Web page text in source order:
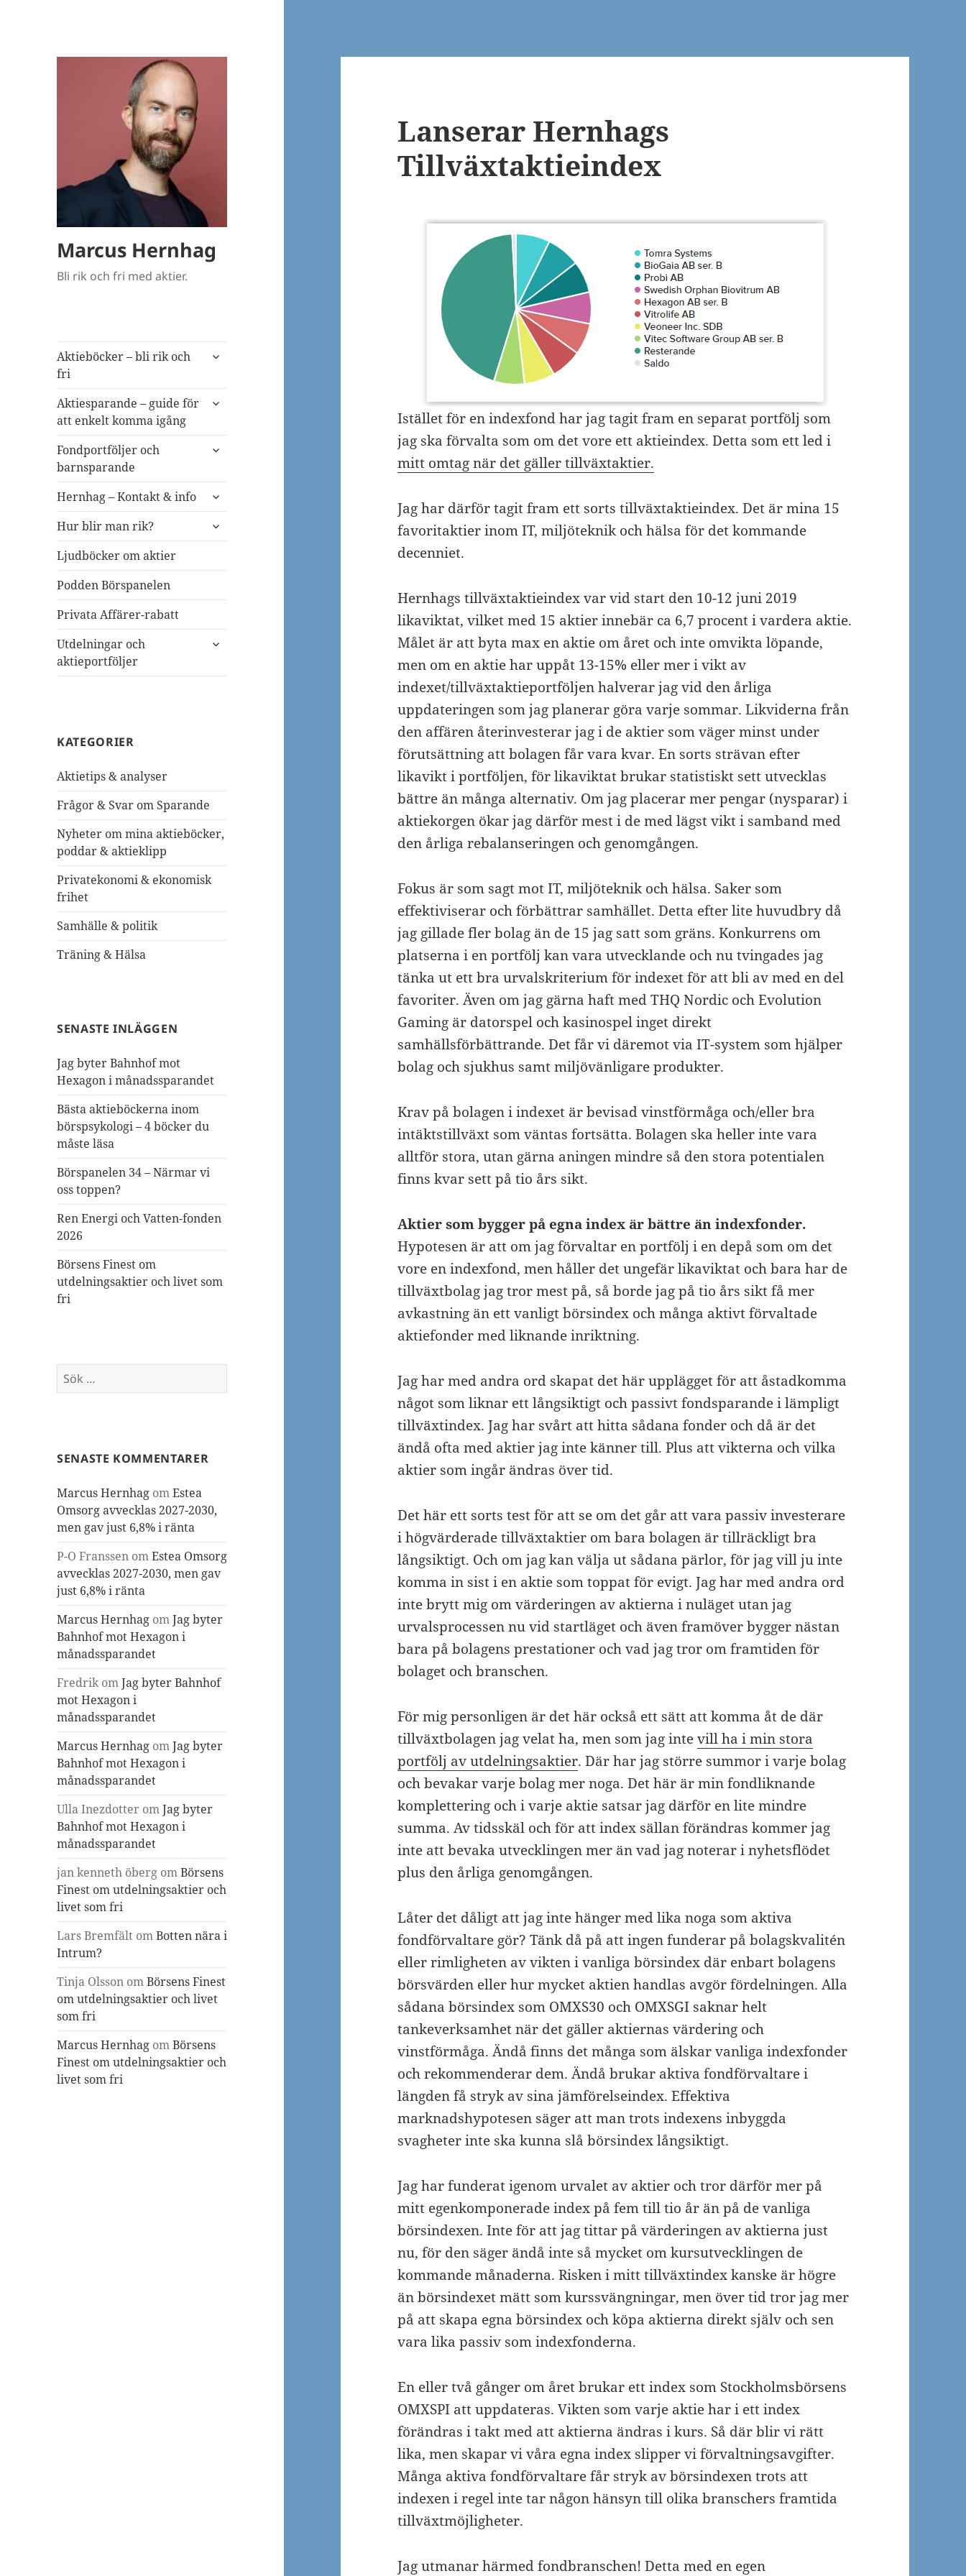
Marcus Hernhag
Bli rik och fri med aktier.
Aktieböcker – bli rik och
fri
expandera
Aktiesparande – guide för
att enkelt komma igång
expandera
Fondportföljer och
barnsparande
expandera
Hernhag – Kontakt & info
expandera
Hur blir man rik?
expandera
Ljudböcker om aktier
Podden Börspanelen
Privata Affärer-rabatt
Utdelningar och
aktieportföljer
expandera
KATEGORIER
Aktietips & analyser
Frågor & Svar om Sparande
Nyheter om mina aktieböcker,
poddar & aktieklipp
Privatekonomi & ekonomisk
frihet
Samhälle & politik
Träning & Hälsa
SENASTE INLÄGGEN
Jag byter Bahnhof mot
Hexagon i månadssparandet
Bästa aktieböckerna inom
börspsykologi – 4 böcker du
måste läsa
Börspanelen 34 – Närmar vi
oss toppen?
Ren Energi och Vatten-fonden
2026
Börsens Finest om
utdelningsaktier och livet som
fri
Sök
efter:
SENASTE KOMMENTARER
Marcus Hernhag omEstea
Omsorg avvecklas 2027-2030,
men gav just 6,8% i ränta
P-O Franssen omEstea Omsorg
avvecklas 2027-2030, men gav
just 6,8% i ränta
Marcus Hernhag omJag byter
Bahnhof mot Hexagon i
månadssparandet
FredrikomJag byter Bahnhof
mot Hexagon i
månadssparandet
Marcus Hernhag omJag byter
Bahnhof mot Hexagon i
månadssparandet
Ulla Inezdotter omJag byter
Bahnhof mot Hexagon i
månadssparandet
jan kenneth öberg omBörsens
Finest om utdelningsaktier och
livet som fri
Lars Bremfält omBotten nära i
Intrum?
Tinja Olsson omBörsens Finest
om utdelningsaktier och livet
som fri
Marcus Hernhag omBörsens
Finest om utdelningsaktier och
livet som fri
Lanserar Hernhags
Tillväxtaktieindex
Istället för en indexfond har jag tagit fram en separat portfölj som
jag ska förvalta som om det vore ett aktieindex. Detta som ett led i
mitt omtag när det gäller tillväxtaktier.
Jag har därför tagit fram ett sorts tillväxtaktieindex. Det är mina 15
favoritaktier inom IT, miljöteknik och hälsa för det kommande
decenniet.
Hernhags tillväxtaktieindex var vid start den 10-12 juni 2019
likaviktat, vilket med 15 aktier innebär ca 6,7 procent i vardera aktie.
Målet är att byta max en aktie om året och inte omvikta löpande,
men om en aktie har uppåt 13-15% eller mer i vikt av
indexet/tillväxtaktieportföljen halverar jag vid den årliga
uppdateringen som jag planerar göra varje sommar. Likviderna från
den affären återinvesterar jag i de aktier som väger minst under
förutsättning att bolagen får vara kvar. En sorts strävan efter
likavikt i portföljen, för likaviktat brukar statistiskt sett utvecklas
bättre än många alternativ. Om jag placerar mer pengar (nysparar) i
aktiekorgen ökar jag därför mest i de med lägst vikt i samband med
den årliga rebalanseringen och genomgången.
Fokus är som sagt mot IT, miljöteknik och hälsa. Saker som
effektiviserar och förbättrar samhället. Detta efter lite huvudbry då
jag gillade fler bolag än de 15 jag satt som gräns. Konkurrens om
platserna i en portfölj kan vara utvecklande och nu tvingades jag
tänka ut ett bra urvalskriterium för indexet för att bli av med en del
favoriter. Även om jag gärna haft med THQ Nordic och Evolution
Gaming är datorspel och kasinospel inget direkt
samhällsförbättrande. Det får vi däremot via IT-system som hjälper
bolag och sjukhus samt miljövänligare produkter.
Krav på bolagen i indexet är bevisad vinstförmåga och/eller bra
intäktstillväxt som väntas fortsätta. Bolagen ska heller inte vara
alltför stora, utan gärna aningen mindre så den stora potentialen
finns kvar sett på tio års sikt.
Aktier som bygger på egna index är bättre än indexfonder.
Hypotesen är att om jag förvaltar en portfölj i en depå som om det
vore en indexfond, men håller det ungefär likaviktat och bara har de
tillväxtbolag jag tror mest på, så borde jag på tio års sikt få mer
avkastning än ett vanligt börsindex och många aktivt förvaltade
aktiefonder med liknande inriktning.
Jag har med andra ord skapat det här upplägget för att åstadkomma
något som liknar ett långsiktigt och passivt fondsparande i lämpligt
tillväxtindex. Jag har svårt att hitta sådana fonder och då är det
ändå ofta med aktier jag inte känner till. Plus att vikterna och vilka
aktier som ingår ändras över tid.
Det här ett sorts test för att se om det går att vara passiv investerare
i högvärderade tillväxtaktier om bara bolagen är tillräckligt bra
långsiktigt. Och om jag kan välja ut sådana pärlor, för jag vill ju inte
komma in sist i en aktie som toppat för evigt. Jag har med andra ord
inte brytt mig om värderingen av aktierna i nuläget utan jag
urvalsprocessen nu vid startläget och även framöver bygger nästan
bara på bolagens prestationer och vad jag tror om framtiden för
bolaget och branschen.
För mig personligen är det här också ett sätt att komma åt de där
tillväxtbolagen jag velat ha, men som jag intevill ha i min stora
portfölj av utdelningsaktier. Där har jag större summor i varje bolag
och bevakar varje bolag mer noga. Det här är min fondliknande
komplettering och i varje aktie satsar jag därför en lite mindre
summa. Av tidsskäl och för att index sällan förändras kommer jag
inte att bevaka utvecklingen mer än vad jag noterar i nyhetsflödet
plus den årliga genomgången.
Låter det dåligt att jag inte hänger med lika noga som aktiva
fondförvaltare gör? Tänk då på att ingen funderar på bolagskvalitén
eller rimligheten av vikten i vanliga börsindex där enbart bolagens
börsvärden eller hur mycket aktien handlas avgör fördelningen. Alla
sådana börsindex som OMXS30 och OMXSGI saknar helt
tankeverksamhet när det gäller aktiernas värdering och
vinstförmåga. Ändå finns det många som älskar vanliga indexfonder
och rekommenderar dem. Ändå brukar aktiva fondförvaltare i
längden få stryk av sina jämförelseindex. Effektiva
marknadshypotesen säger att man trots indexens inbyggda
svagheter inte ska kunna slå börsindex långsiktigt.
Jag har funderat igenom urvalet av aktier och tror därför mer på
mitt egenkomponerade index på fem till tio år än på de vanliga
börsindexen. Inte för att jag tittar på värderingen av aktierna just
nu, för den säger ändå inte så mycket om kursutvecklingen de
kommande månaderna. Risken i mitt tillväxtindex kanske är högre
än börsindexet mätt som kurssvängningar, men över tid tror jag mer
på att skapa egna börsindex och köpa aktierna direkt själv och sen
vara lika passiv som indexfonderna.
En eller två gånger om året brukar ett index som Stockholmsbörsens
OMXSPI att uppdateras. Vikten som varje aktie har i ett index
förändras i takt med att aktierna ändras i kurs. Så där blir vi rätt
lika, men skapar vi våra egna index slipper vi förvaltningsavgifter.
Många aktiva fondförvaltare får stryk av börsindexen trots att
indexen i regel inte tar någon hänsyn till olika branschers framtida
tillväxtmöjligheter.
Jag utmanar härmed fondbranschen! Detta med en egen